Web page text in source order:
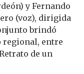
y Fernando
(voz), dirigida
brindó
entre
de un